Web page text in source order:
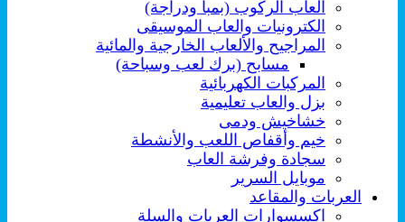
العاب الركوب (بمبا ودراجة)
الكترونيات والعاب الموسيقى
المراجيح والألعاب الخارجية والمائية
مسابح (برك لعب وسباحة)
المركبات الكهربائية
بزل والعاب تعليمية
خشاخيش ودمى
خيم وأقفاص اللعب والأنشطة
سجادة وفرشة العاب
موبايل السرير
العربات والمقاعد
اكسسوارات العربات والسلة